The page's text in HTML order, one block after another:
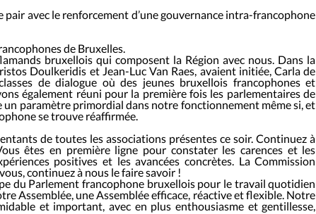
pair avec le renforcement d’une gouvernance intra-francophone
de Bruxelles.
bruxellois qui composent la Région avec nous. Dans la
Doulkeridis et Jean-Luc Van Raes, avaient initiée, Carla de
de dialogue où des jeunes bruxellois francophones et
également réuni pour la première fois les parlementaires de
un paramètre primordial dans notre fonctionnement même si, et
se trouve réaffirmée.
de toutes les associations présentes ce soir. Continuez à
êtes en première ligne pour constater les carences et les
positives et les avancées concrètes. La Commission
continuez à nous le faire savoir !
du Parlement francophone bruxellois pour le travail quotidien
Assemblée, une Assemblée efficace, réactive et flexible. Notre
et important, avec en plus enthousiasme et gentillesse,